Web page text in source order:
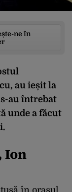
ne în
au ieșit la
au întrebat
unde a făcut
Ion
în orașul